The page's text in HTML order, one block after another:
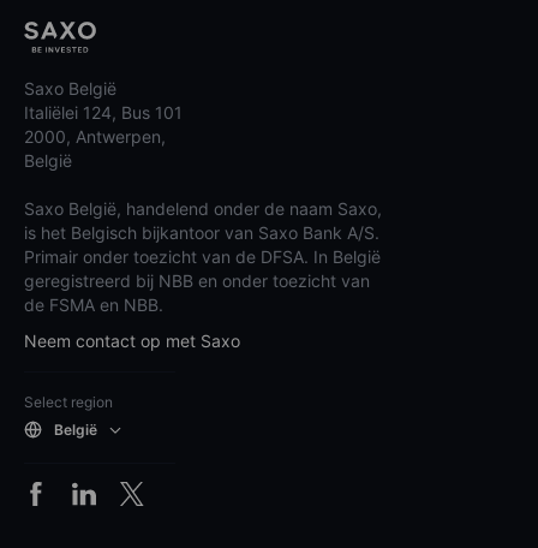
Saxo België
Italiëlei 124, Bus 101
2000, Antwerpen,
België
Saxo België, handelend onder de naam Saxo,
is het Belgisch bijkantoor van Saxo Bank A/S.
Primair onder toezicht van de DFSA. In België
geregistreerd bij NBB en onder toezicht van
de FSMA en NBB.
Neem contact op met Saxo
Select region
België